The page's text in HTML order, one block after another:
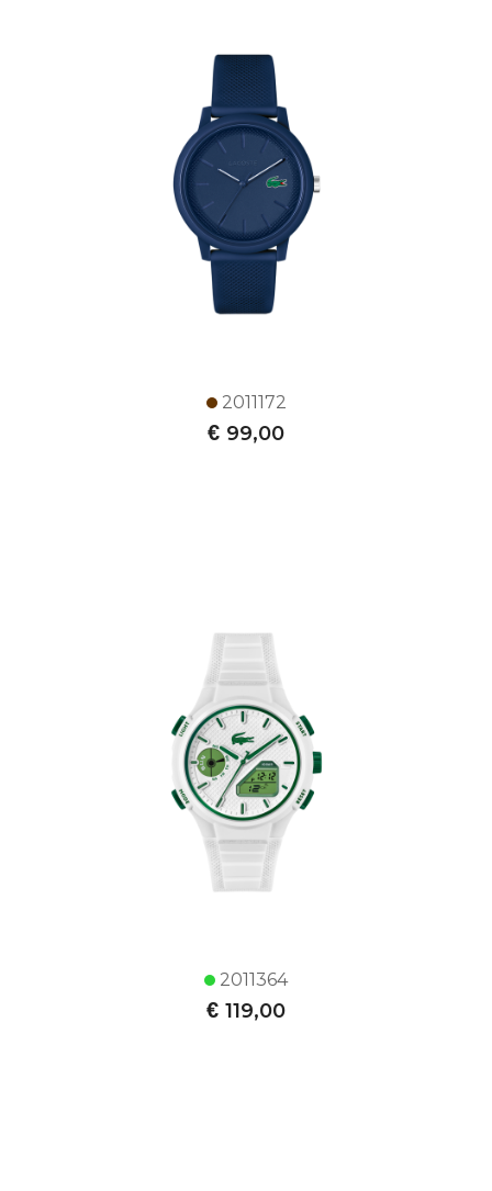
2011172
€ 99,00
2011364
€ 119,00